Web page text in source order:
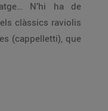
N’hi ha de
clàssics raviolis
(cappelletti), que